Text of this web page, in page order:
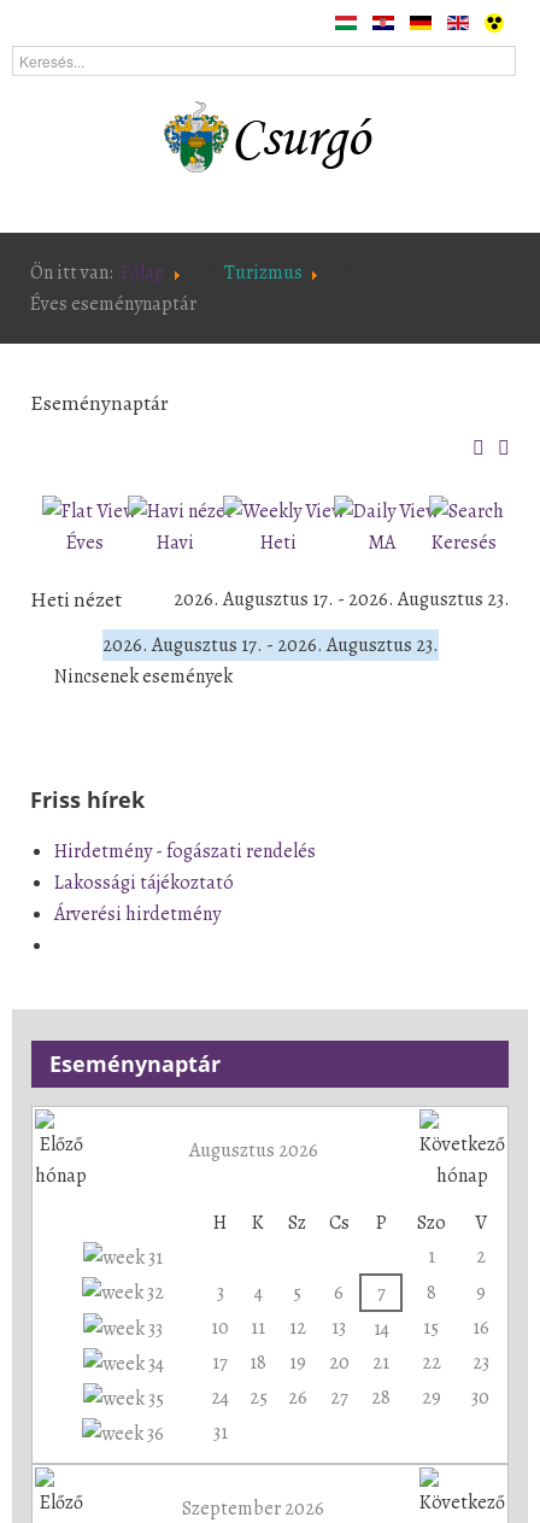
Ön itt van: Főlap
Turizmus
Éves eseménynaptár
Eseménynaptár
Éves Havi Heti MA Keresés
Heti nézet
2026. Augusztus 17. - 2026. Augusztus 23.
2026. Augusztus 17. - 2026. Augusztus 23.
Nincsenek események
Friss hírek
Hirdetmény - fogászati rendelés
Lakossági tájékoztató
Árverési hirdetmény
Eseménynaptár
Augusztus 2026
H K Sz Cs P Szo
V
1
2
3
4 5 6 7 8
9
10
11 12 13 14 15
16
17
18 19 20 21 22
23
24
25 26 27 28 29
30
31
Szeptember 2026